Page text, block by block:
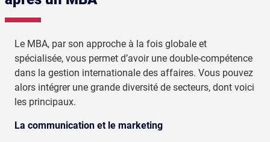
Le MBA, par son approche à la fois globale et
spécialisée, vous permet d’avoir une double-compétence
dans la gestion internationale des affaires. Vous pouvez
alors intégrer une grande diversité de secteurs, dont voici
les principaux.
La communication et le marketing